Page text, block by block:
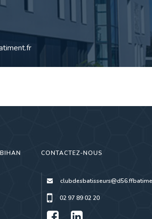
CONTACTEZ-NOUS
02 97 89 02 20